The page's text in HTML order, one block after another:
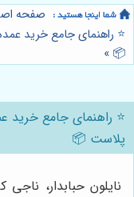
صفحه
⭐️ راهنمای جامع خرید
📦
»
⭐️ راهنمای جامع خرید
پلاست 📦
نایلون حبابدار،